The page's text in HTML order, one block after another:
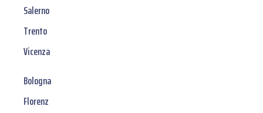
Salerno
Trento
Vicenza
Bologna
Florenz